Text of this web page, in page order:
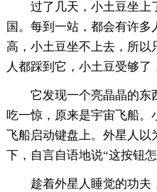
过了几天，小土豆坐上
国。每到一站，都会有许
高，小土豆坐不上去，所以
人都踩到它，小土豆受够了
它发现一个亮晶晶的东
吃一惊，原来是宇宙飞船。
飞船启动键盘上。外星人以
下，自言自语地说“这按钮
趁着外星人睡觉的功夫